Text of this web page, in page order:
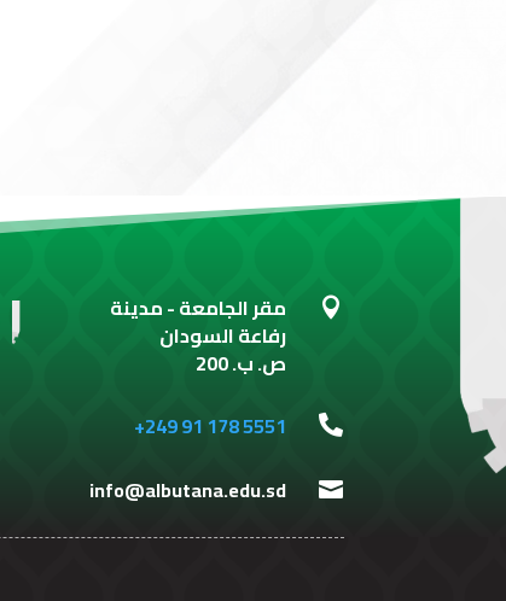
 مقر الجامعة - مدينة
رفاعة السودان
ص. ب. 200

+249 91 178 5551

info@albutana.edu.sd